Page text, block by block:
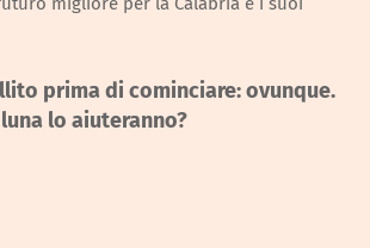
prima di cominciare: ovunque.
lo aiuteranno?